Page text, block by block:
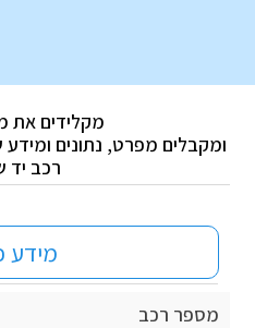
מקלידים את
ומקבלים מפרט, נתונים
רכב יד
מידע
מספר רכב